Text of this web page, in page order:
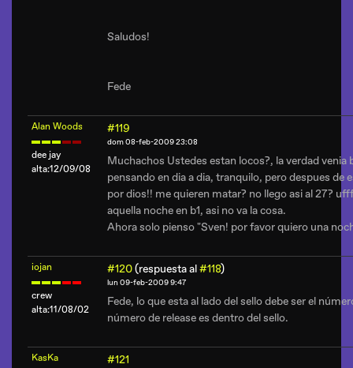
Saludos!
Fede
Alan Woods
dee jay
alta:12/09/08
#119
dom 08-feb-2009 23:08
Muchachos Ustedes estan locos?, la verdad
pensando en dia a dia, tranquilo, pero despues de
por dios!! me quieren matar? no llego asi al 27?
aquella noche en b1, asi no va la cosa.
Ahora solo pienso "Sven! por favor quiero una
iojan
crew
alta:11/08/02
#120(respuesta al#118)
lun 09-feb-2009 9:47
Fede, lo que esta al lado del sello debe ser el
número de release es dentro del sello.
KasKa #121